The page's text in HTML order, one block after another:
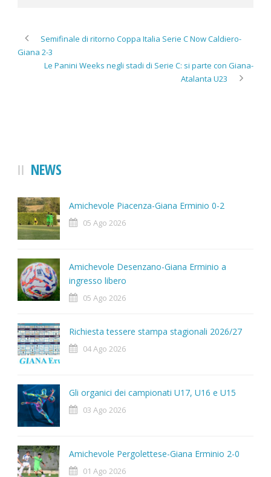
Semifinale di ritorno Coppa Italia Serie C Now Caldiero-
Giana 2-3
Le Panini Weeks negli stadi di Serie C: si parte con Giana-
Atalanta U23
NEWS
Amichevole Piacenza-Giana Erminio 0-2
05 Ago 2026
Amichevole Desenzano-Giana Erminio a
ingresso libero
05 Ago 2026
Richiesta tessere stampa stagionali 2026/27
04 Ago 2026
Gli organici dei campionati U17, U16 e U15
03 Ago 2026
Amichevole Pergolettese-Giana Erminio 2-0
01 Ago 2026